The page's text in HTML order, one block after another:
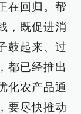
在回归。帮
，既促进消
鼓起来、过
都已经推出
化农产品通
要尽快推动